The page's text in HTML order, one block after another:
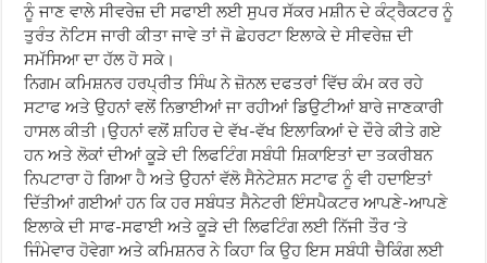
ਨੂੰ ਜਾਣ ਵਾਲੇ ਸੀਵਰੇਜ਼ ਦੀ ਸਫਾਈ ਲਈ ਸੁਪਰ ਸੱਕਰ ਮਸ਼ੀਨ ਦੇ ਕੰਟ੍ਰੈਕਟਰ ਨੂੰ
ਤੁਰੰਤ ਨੋਟਿਸ ਜਾਰੀ ਕੀਤਾ ਜਾਵੇ ਤਾਂ ਜੋ ਛੇਹਰਟਾ ਇਲਾਕੇ ਦੇ ਸੀਵਰੇਜ਼ ਦੀ
ਸਮੱਸਿਆ ਦਾ ਹੱਲ ਹੋ ਸਕੇ।
ਨਿਗਮ ਕਮਿਸ਼ਨਰ ਹਰਪ੍ਰੀਤ ਸਿੰਘ ਨੇ ਜ਼ੋਨਲ ਦਫਤਰਾਂ ਵਿੱਚ ਕੰਮ ਕਰ ਰਹੇ
ਸਟਾਫ ਅਤੇ ਉਹਨਾਂ ਵਲੋਂ ਨਿਭਾਈਆਂ ਜਾ ਰਹੀਆਂ ਡਿਉਟੀਆਂ ਬਾਰੇ ਜਾਣਕਾਰੀ
ਹਾਸਲ ਕੀਤੀ।ਉਹਨਾਂ ਵਲੋਂ ਸ਼ਹਿਰ ਦੇ ਵੱਖ-ਵੱਖ ਇਲਾਕਿਆਂ ਦੇ ਦੌਰੇ ਕੀਤੇ ਗਏ
ਹਨ ਅਤੇ ਲੋਕਾਂ ਦੀਆਂ ਕੂੜੇ ਦੀ ਲਿਫਟਿੰਗ ਸਬੰਧੀ ਸ਼ਿਕਾਇਤਾਂ ਦਾ ਤਕਰੀਬਨ
ਨਿਪਟਾਰਾ ਹੋ ਗਿਆ ਹੈ ਅਤੇ ਉਹਨਾਂ ਵੱਲੋ ਸੈਨੇਟੇਸ਼ਨ ਸਟਾਫ ਨੂੰ ਵੀ ਹਦਾਇਤਾਂ
ਦਿੱਤੀਆਂ ਗਈਆਂ ਹਨ ਕਿ ਹਰ ਸਬੰਧਤ ਸੈਨੇਟਰੀ ਇੰਸਪੈਕਟਰ ਆਪਣੇ-ਆਪਣੇ
ਇਲਾਕੇ ਦੀ ਸਾਫ-ਸਫਾਈ ਅਤੇ ਕੂੜੇ ਦੀ ਲਿਫਟਿੰਗ ਲਈ ਨਿੱਜੀ ਤੌਰ ‘ਤੇ
ਜਿੰਮੇਵਾਰ ਹੋਵੇਗਾ ਅਤੇ ਕਮਿਸ਼ਨਰ ਨੇ ਕਿਹਾ ਕਿ ਉਹ ਇਸ ਸਬੰਧੀ ਚੈਕਿੰਗ ਲਈ